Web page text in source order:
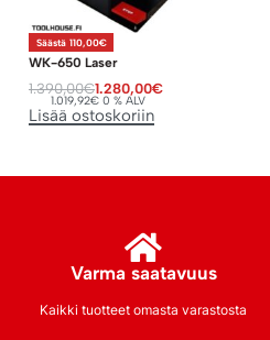
Säästä 110,00€
WK-650 Laser
1.390,00€1.280,00€
1.019,92€ 0 % ALV
Lisää ostoskoriin
Varma saatavuus
Kaikki tuotteet omasta varastosta